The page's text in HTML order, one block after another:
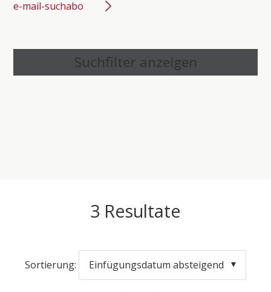
e-mail-suchabo
Suchfilter anzeigen
3 Resultate
Sortierung: Einfügungsdatum absteigend